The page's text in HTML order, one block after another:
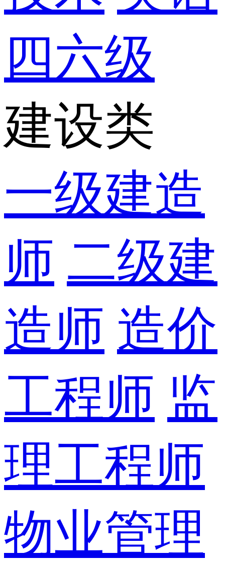
四六级
建设类
一级建造
师 二级建
造师 造价
工程师 监
理工程师
物业管理